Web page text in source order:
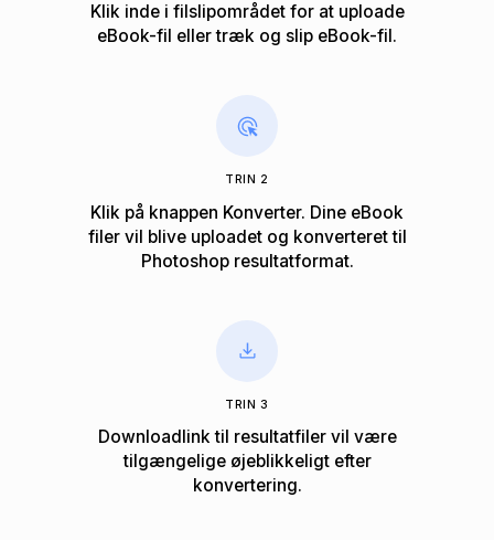
Klik inde i filslipområdet for at uploade
eBook-fil eller træk og slip eBook-fil.
TRIN 2
Klik på knappen Konverter. Dine eBook
filer vil blive uploadet og konverteret til
Photoshop ​​resultatformat.
TRIN 3
Downloadlink til resultatfiler vil være
tilgængelige øjeblikkeligt efter
konvertering.